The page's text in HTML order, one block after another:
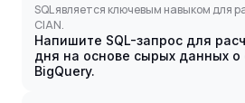
SQL является ключевым навыком для
CIAN.
Напишите SQL-запрос для
дня на основе сырых данных о
BigQuery.